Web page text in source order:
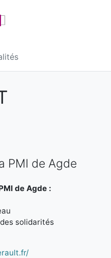
PMI de Agde
de Agde :
solidarités